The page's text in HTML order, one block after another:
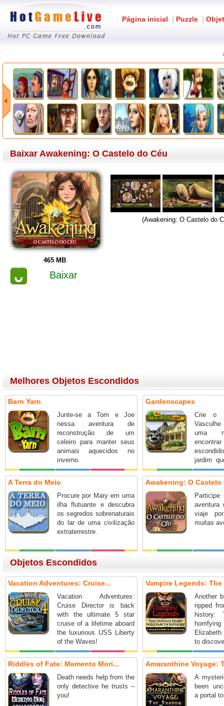
Página inicial | Puzzle |
Baixar Awakening: O Castelo do Céu
465 MB
Baixar
(Awakening: O Castelo do
Melhores Objetos Escondidos
Barn Yarn
Junte-se a Tom e Joe
nessa aventura de
reconstrução de um
celeiro para manter seus
animais aquecidos no
inverno.
Gardenscapes
Crie o
uma
jardim
glorioso!
A Terra do Meio
Procure por Mary em uma
ilha flutuante e descubra
os segredos sobrenaturais
do lar de uma civilização
extraterrestre.
Awakening: O Castelo
aventura
viaje
muitas
Objetos Escondidos
Vacation Adventures: Cruise...
Vacation Adventures:
Cruise Director is back
with the ultimate 5 star
cruise of a lifetime aboard
the luxurious USS Liberty
of the Waves!
Vampire Legends:
Another
ripped
history.
to
Riddles of Fate: Memento Mori...
Death needs help from the
only detective he trusts –
you!
Amaranthine Voyage:
A
been
a portal